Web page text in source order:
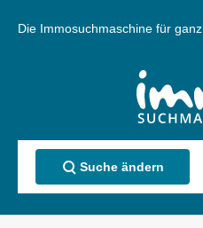
Die Immosuchmaschine für ganz
Suche ändern